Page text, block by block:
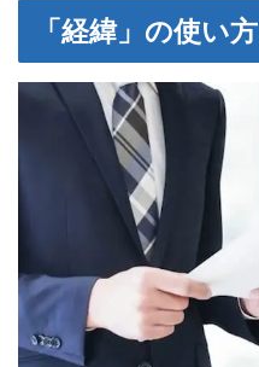
「経緯」の使い方